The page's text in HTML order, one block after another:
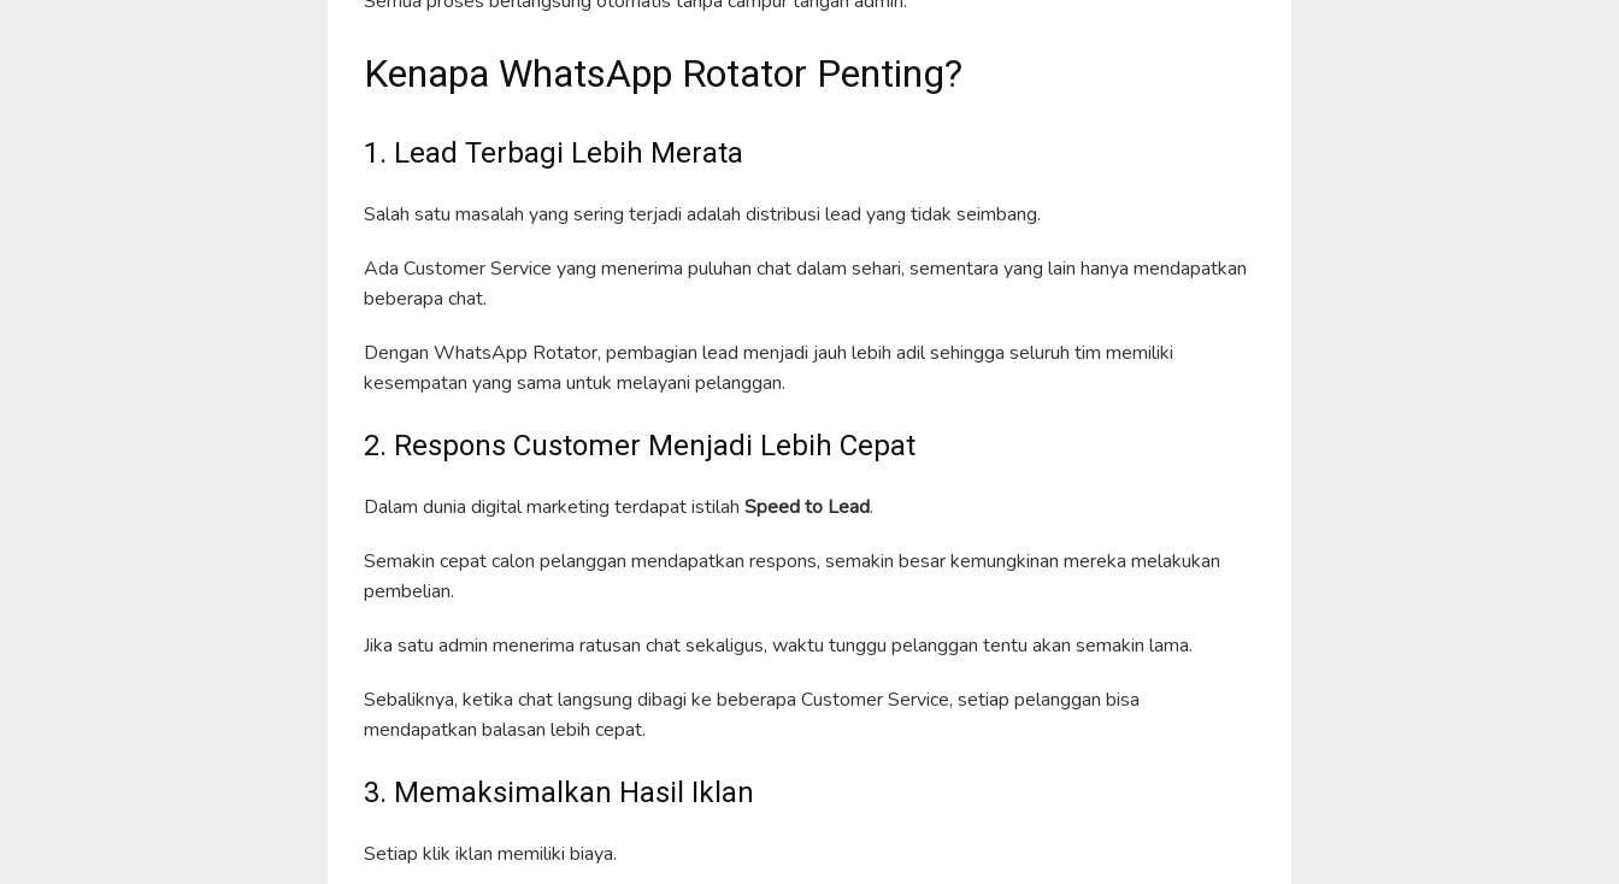
Kenapa WhatsApp Rotator Penting?
1. Lead Terbagi Lebih Merata
Salah satu masalah yang sering terjadi adalah distribusi lead yang tidak seimbang.
Ada Customer Service yang menerima puluhan chat dalam sehari, sementara yang lain hanya mendapatkan
beberapa chat.
Dengan WhatsApp Rotator, pembagian lead menjadi jauh lebih adil sehingga seluruh tim memiliki
kesempatan yang sama untuk melayani pelanggan.
2. Respons Customer Menjadi Lebih Cepat
Dalam dunia digital marketing terdapat istilah Speed to Lead.
Semakin cepat calon pelanggan mendapatkan respons, semakin besar kemungkinan mereka melakukan
pembelian.
Jika satu admin menerima ratusan chat sekaligus, waktu tunggu pelanggan tentu akan semakin lama.
Sebaliknya, ketika chat langsung dibagi ke beberapa Customer Service, setiap pelanggan bisa
mendapatkan balasan lebih cepat.
3. Memaksimalkan Hasil Iklan
Setiap klik iklan memiliki biaya.